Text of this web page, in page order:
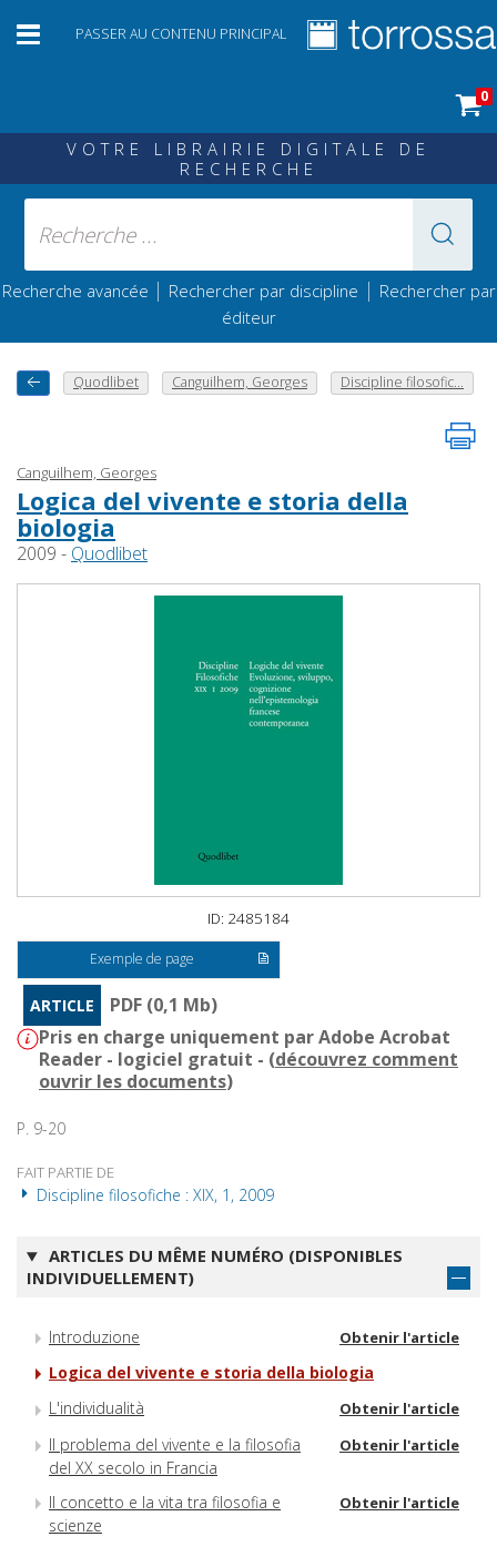
PASSER AU CONTENU PRINCIPAL
0
VOTRE LIBRAIRIE DIGITALE DE
RECHERCHE
Recherche avancée | Rechercher par discipline | Rechercher par
éditeur
Quodlibet Canguilhem, Georges Discipline filosofic...
Canguilhem, Georges
Logica del vivente e storia della
biologia
2009 - Quodlibet
ID: 2485184
Exemple de page
ARTICLE
PDF (0,1 Mb)
Pris en charge uniquement par Adobe Acrobat
Reader - logiciel gratuit - (découvrez comment
ouvrir les documents)
P. 9-20
FAIT PARTIE DE
Discipline filosofiche : XIX, 1, 2009
ARTICLES DU MÊME NUMÉRO (DISPONIBLES
INDIVIDUELLEMENT)
Introduzione Obtenir l'article
Logica del vivente e storia della biologia
L'individualità
Obtenir l'article
Il problema del vivente e la filosofia
del XX secolo in Francia
Obtenir l'article
Il concetto e la vita tra filosofia e
scienze
Obtenir l'article